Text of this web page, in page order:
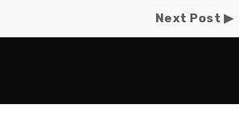
Next Post